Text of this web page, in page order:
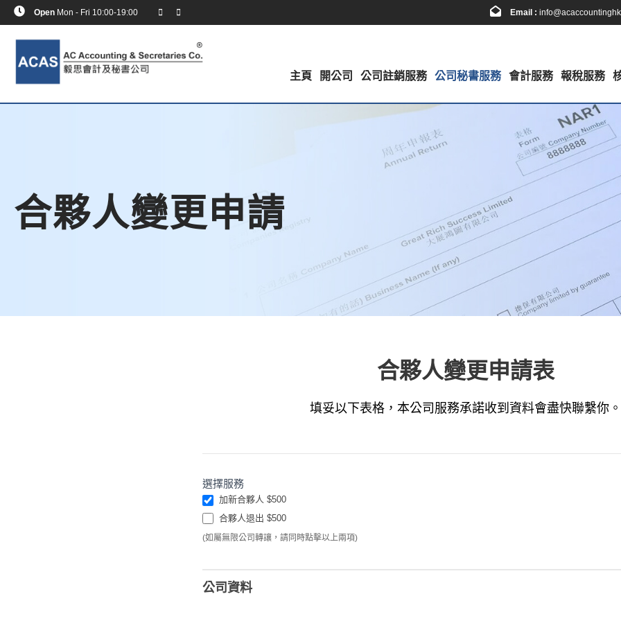
Open Mon - Fri 10:00-19:00 Email :
主頁 開公司 公司註銷服務 公司秘書服務 會計服務 報稅服務
合夥人變更申請
合夥人變更申請表
填妥以下表格，本公司服務承諾收到資料會盡快聯繫你。
合
夥
人
申
選擇服務
加新合夥人 $500
合夥人退出 $500
(如屬無限公司轉讓，請同時點擊以上兩項)
公司資料